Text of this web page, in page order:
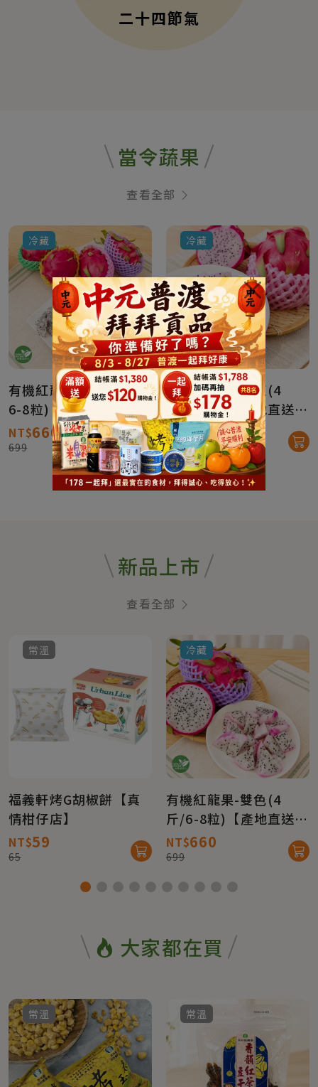
二十四節氣
當令蔬果
查看全部
冷藏
有機紅龍果-混色(4台斤
6-8粒)【產地直送免
運】
NT$660
699
冷藏
有機紅龍果-粉紅(4
斤/6-8粒)【產地直送免
運】
NT$660
699
新品上市
查看全部
常溫
福義軒烤G胡椒餅【真
情柑仔店】
NT$59
65
冷藏
有機紅龍果-雙色(4
斤/6-8粒)【產地直送免
運】
NT$660
699
大家都在買
常溫 常溫